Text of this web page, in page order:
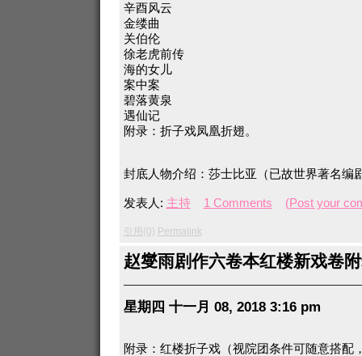
辛酉风云
金缕曲
关伯伦
徐老虎前传
海的女儿
案中案
碧落黄泉
遇仙记
附录：折子戏凤凰折翅。
封底人物介绍：莎士比亚（已故世界著名编
发表人: 主持 1 Comments (Post your
引用(0) Permalink
赵燮雨剧作六卷本红楼新戏卷
星期四 十一月 08, 2018 3:16 pm
附录：红楼折子戏（视院团条件可随意搭配